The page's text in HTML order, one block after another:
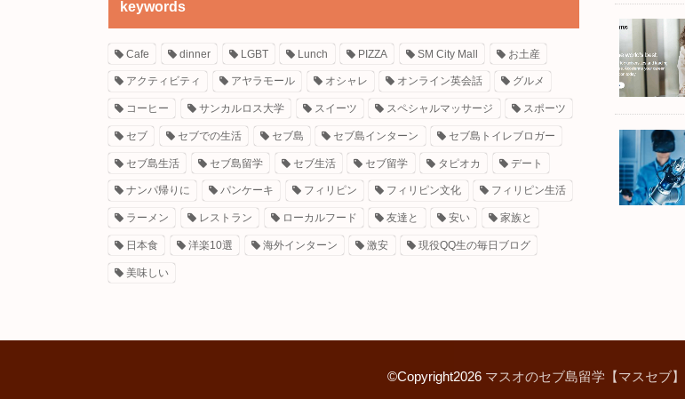
keywords
Cafe dinner LGBT Lunch PIZZA SM City Mall お土産
アクティビティ アヤラモール オシャレ オンライン英会話 グルメ
コーヒー サンカルロス大学 スイーツ スペシャルマッサージ スポーツ
セブ セブでの生活 セブ島 セブ島インターン セブ島トイレブロガー
セブ島生活 セブ島留学 セブ生活 セブ留学 タピオカ デート
ナンパ帰りに パンケーキ フィリピン フィリピン文化 フィリピン生活
ラーメン レストラン ローカルフード 友達と 安い 家族と
日本食 洋楽10選 海外インターン 激安 現役QQ生の毎日ブログ
美味しい
©Copyright2026 マスオのセブ島留学【マスセブ】